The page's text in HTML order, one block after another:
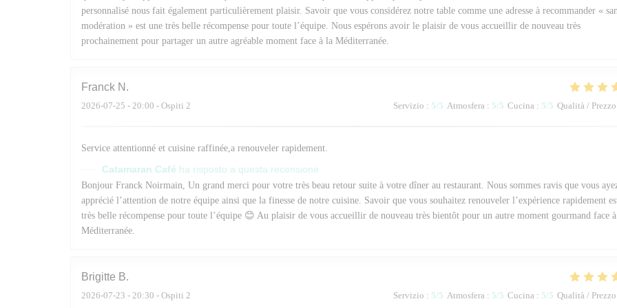
personnalisé nous fait également particulièrement plaisir. Savoir que vous considérez notre table comme une adresse à recommander «
modération » est une très belle récompense pour toute l’équipe. Nous espérons avoir le plaisir de vous accueillir de nouveau très
prochainement pour partager un autre agréable moment face à la Méditerranée.
Franck N
2026-07-25 - 20:00 - Ospiti 2 Servizio : 5/5 Atmosfera : 5/5 Cucina : 5/5 Qualità / Prezzo
Service attentionné et cuisine raffinée,a renouveler rapidement.
Catamaran Café ha risposto a questa recensione
Bonjour Franck Noirmain, Un grand merci pour votre très beau retour suite à votre dîner au restaurant. Nous sommes ravis que vous
apprécié l’attention de notre équipe ainsi que la finesse de notre cuisine. Savoir que vous souhaitez renouveler l’expérience rapidement
très belle récompense pour toute l’équipe 😊 Au plaisir de vous accueillir de nouveau très bientôt pour un autre moment gourmand face
Méditerranée.
Brigitte B
2026-07-23 - 20:30 - Ospiti 2 Servizio : 5/5 Atmosfera : 5/5 Cucina : 5/5 Qualità / Prezzo